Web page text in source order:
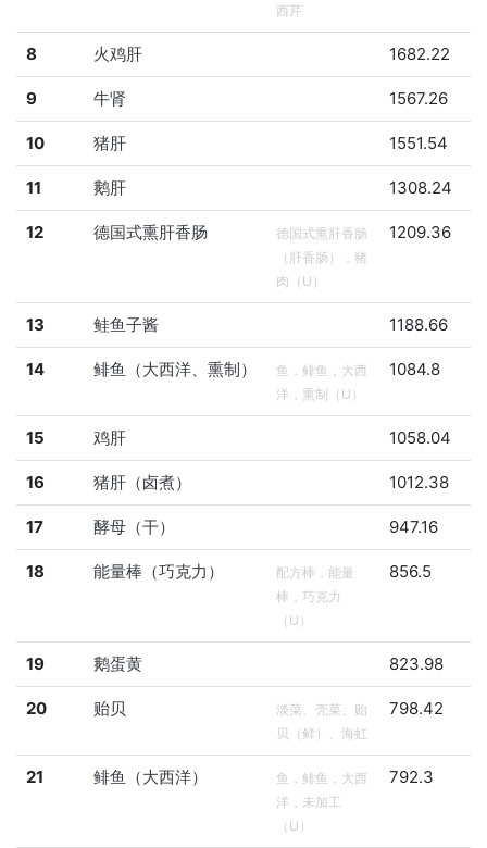
西芹
8 火鸡肝 1682.22
9 牛肾 1567.26
10 猪肝 1551.54
11 鹅肝 1308.24
12 德国式熏肝香肠
德国式熏肝香肠
（肝香肠），猪
肉（U）
1209.36
13 鲑鱼子酱 1188.66
14 鲱鱼（大西洋、熏制）
鱼，鲱鱼，大西
洋，熏制（U）
1084.8
15 鸡肝 1058.04
16 猪肝（卤煮） 1012.38
17 酵母（干） 947.16
18 能量棒（巧克力）
配方棒，能量
棒，巧克力
（U）
856.5
19 鹅蛋黄 823.98
20 贻贝
淡菜、壳菜、贻
贝（鲜）、海虹
798.42
21 鲱鱼（大西洋）
鱼，鲱鱼，大西
洋，未加工
（U）
792.3